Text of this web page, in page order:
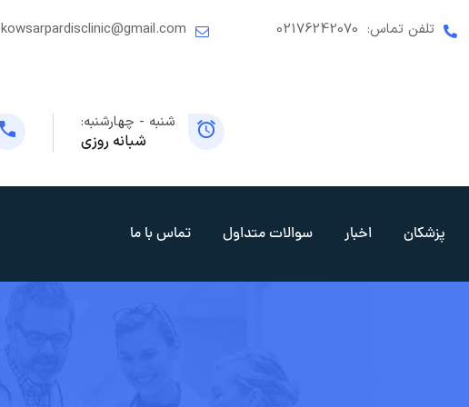
تلفن تماس: 02176242070
kowsarpardisclinic@gmail.com
شنبه - چهارشنبه:
شبانه روزی
پزشکان اخبار سوالات متداول تماس با ما